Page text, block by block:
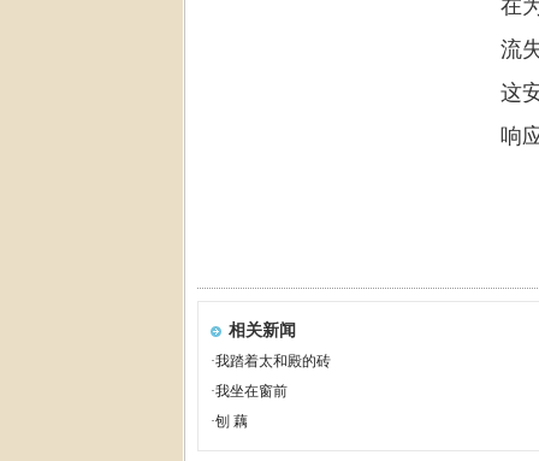
在
流
这
响
相关新闻
·我踏着太和殿的砖
·我坐在窗前
·刨 藕